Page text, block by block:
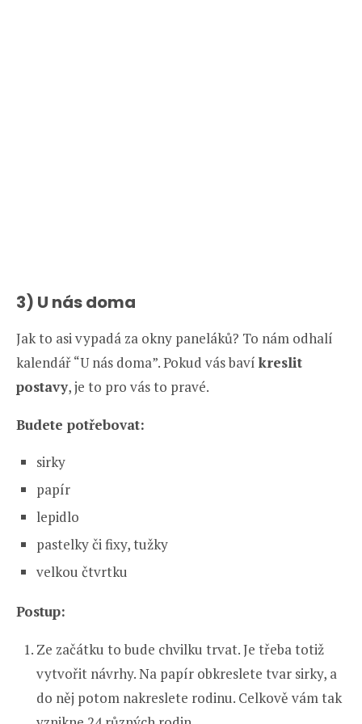
3) U nás doma
Jak to asi vypadá za okny paneláků? To nám odhalí
kalendář “U nás doma”. Pokud vás baví kreslit
postavy, je to pro vás to pravé.
Budete potřebovat:
sirky
papír
lepidlo
pastelky či fixy, tužky
velkou čtvrtku
Postup:
Ze začátku to bude chvilku trvat. Je třeba totiž
vytvořit návrhy. Na papír obkreslete tvar sirky, a
do něj potom nakreslete rodinu. Celkově vám tak